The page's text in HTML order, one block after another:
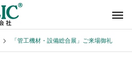
「管工機材・設備総合展」ご来場御礼